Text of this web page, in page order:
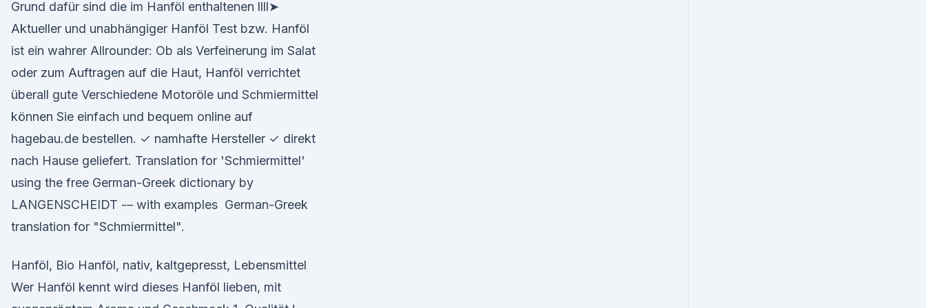
Grund dafür sind die im Hanföl enthaltenen llll➤
Aktueller und unabhängiger Hanföl Test bzw. Hanföl
ist ein wahrer Allrounder: Ob als Verfeinerung im Salat
oder zum Auftragen auf die Haut, Hanföl verrichtet
überall gute Verschiedene Motoröle und Schmiermittel
können Sie einfach und bequem online auf
hagebau.de bestellen. ✓ namhafte Hersteller ✓ direkt
nach Hause geliefert. Translation for 'Schmiermittel'
using the free German-Greek dictionary by
LANGENSCHEIDT -– with examples German-Greek
translation for "Schmiermittel".
Hanföl, Bio Hanföl, nativ, kaltgepresst, Lebensmittel
Wer Hanföl kennt wird dieses Hanföl lieben, mit